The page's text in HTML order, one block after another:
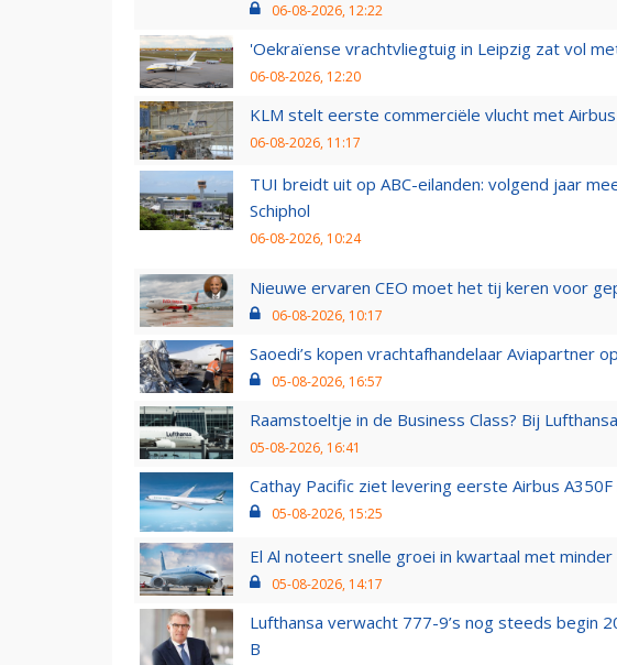
06-08-2026, 12:22
'Oekraïense vrachtvliegtuig in Leipzig zat vol
06-08-2026, 12:20
KLM stelt eerste commerciële vlucht met
06-08-2026, 11:17
TUI breidt uit op ABC-eilanden: volgend jaar
Schiphol
06-08-2026, 10:24
Nieuwe ervaren CEO moet het tij keren voor
06-08-2026, 10:17
Saoedi’s kopen vrachtafhandelaar Aviapartner
05-08-2026, 16:57
Raamstoeltje in de Business Class? Bij
05-08-2026, 16:41
Cathay Pacific ziet levering eerste Airbus
05-08-2026, 15:25
El Al noteert snelle groei in kwartaal met
05-08-2026, 14:17
Lufthansa verwacht 777-9’s nog steeds begin
B